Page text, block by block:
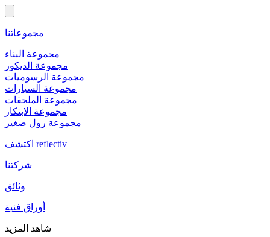
مجموعاتنا
مجموعة البناء
مجموعة الديكور
مجموعة الرسوميات
مجموعة السيارات
مجموعة الملحقات
مجموعة الابتكار
مجموعة رول صغير
اكتشف reflectiv
شركتنا
وثائق
أوراق فنية
شاهد المزيد